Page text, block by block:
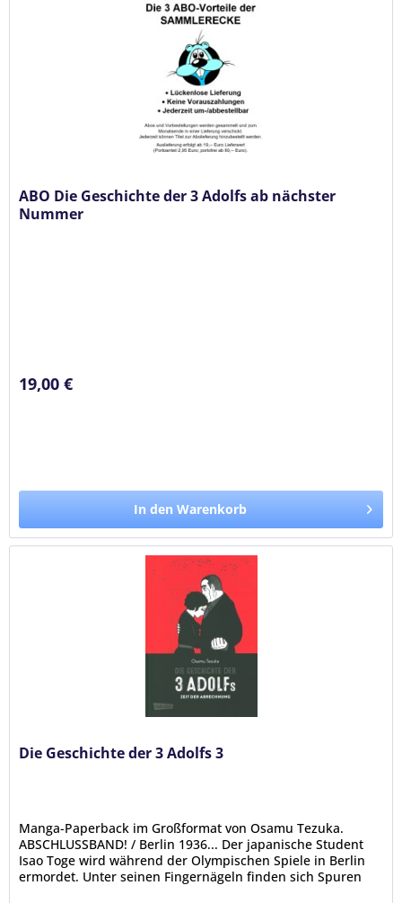
ABO Die Geschichte der 3 Adolfs ab nächster
Nummer
19,00 €
In den Warenkorb
Die Geschichte der 3 Adolfs 3
Manga-Paperback im Großformat von Osamu Tezuka.
ABSCHLUSSBAND! / Berlin 1936... Der japanische Student
Isao Toge wird während der Olympischen Spiele in Berlin
ermordet. Unter seinen Fingernägeln finden sich Spuren